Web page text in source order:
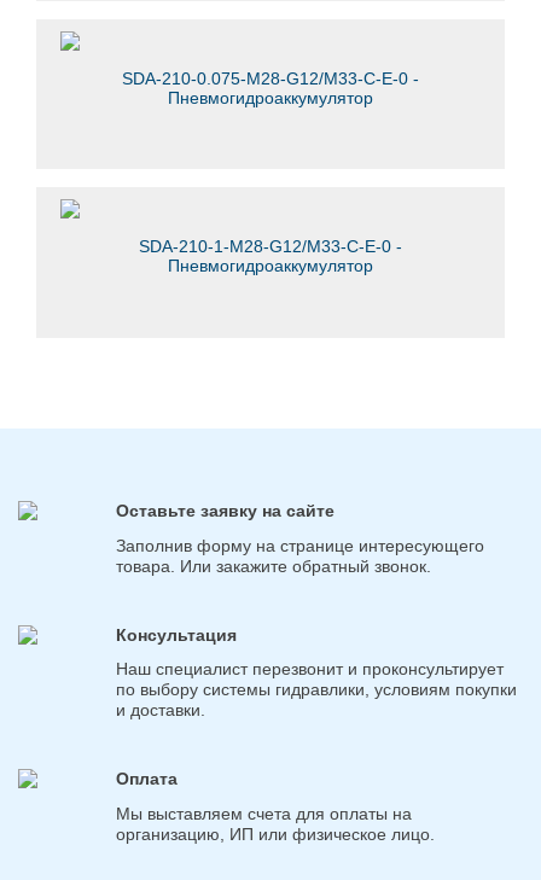
SDA-210-0.075-M28-G12/M33-C-E-0 -
Пневмогидроаккумулятор
SDA-210-1-M28-G12/M33-C-E-0 -
Пневмогидроаккумулятор
Оставьте заявку на сайте
Заполнив форму на странице интересующего
товара. Или закажите обратный звонок.
Консультация
Наш специалист перезвонит и проконсультирует
по выбору системы гидравлики, условиям покупки
и доставки.
Оплата
Мы выставляем счета для оплаты на
организацию, ИП или физическое лицо.